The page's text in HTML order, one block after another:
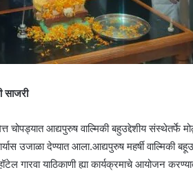
साजरी
चोपड्यात आद्यपुरुष वाल्मिकी बहुउद्देशीय संस्थेतर्फे
उजाळा देण्यात आला.आद्यपुरुष महर्षी वाल्मिकी
गारवा याठिकाणी ह्या कार्यक्रमाचे आयोजन